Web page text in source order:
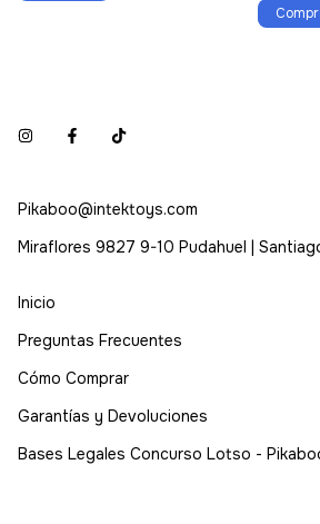
Pikaboo@intektoys.com
Miraflores 9827 9-10 Pudahuel |
Inicio
Preguntas Frecuentes
Cómo Comprar
Garantías y Devoluciones
Bases Legales Concurso Lotso -